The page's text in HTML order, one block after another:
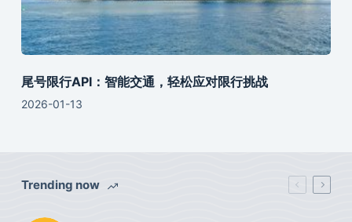
尾号限行API：智能交通，轻松应对限行挑战
2026-01-13
Trending now